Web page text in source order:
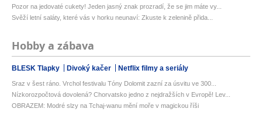
Pozor na jedovaté cukety! Jeden jasný znak prozradí, že se jim máte vy...
Svěží letní saláty, které vás v horku neunaví: Zkuste k zelenině přida...
Hobby a zábava
BLESK Tlapky Divoký kačer Netflix filmy a seriály
Sraz v šest ráno. Vrchol festivalu Tóny Dolomit zazní za úsvitu ve 300...
Nízkorozpočtová dovolená? Chorvatsko jedno z nejdražších v Evropě! Lev...
OBRAZEM: Modré slzy na Tchaj-wanu mění moře v magickou říši